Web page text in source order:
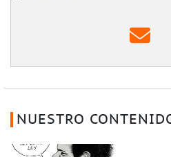
NUESTRO